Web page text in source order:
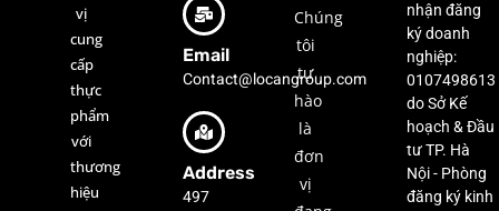
vị
cung
cấp
thực
phẩm
với
thương
hiệu
Email
Contact@locangroup.com
Address
497
Chúng
tôi
tự
hào
là
đơn
vị
nhận đăng
ký doanh
nghiệp:
0107498613
do Sở Kế
hoạch & Đầu
tư TP. Hà
Nội - Phòng
đăng ký kinh